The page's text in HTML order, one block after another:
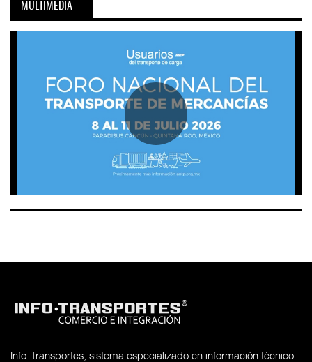
MULTIMEDIA
Info-Transportes, sistema especializado en información técnico-